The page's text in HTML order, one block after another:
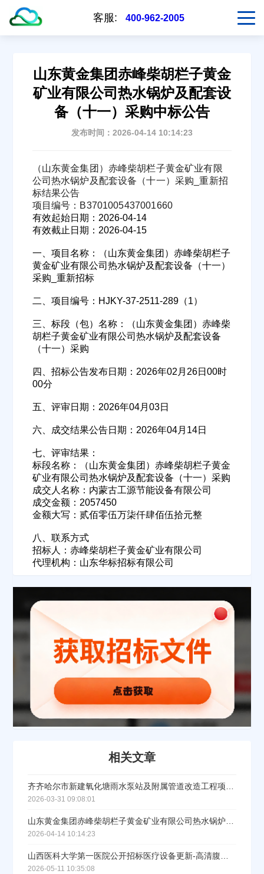
客服: 400-962-2005
山东黄金集团赤峰柴胡栏子黄金
矿业有限公司热水锅炉及配套设
备（十一）采购中标公告
发布时间：2026-04-14 10:14:23
（山东黄金集团）赤峰柴胡栏子黄金矿业有限
公司热水锅炉及配套设备（十一）采购_重新招
标结果公告
项目编号：B3701005437001660
有效起始日期：2026-04-14
有效截止日期：2026-04-15
一、项目名称：（山东黄金集团）赤峰柴胡栏子
黄金矿业有限公司热水锅炉及配套设备（十一）
采购_重新招标
二、项目编号：HJKY-37-2511-289（1）
三、标段（包）名称：（山东黄金集团）赤峰柴
胡栏子黄金矿业有限公司热水锅炉及配套设备
（十一）采购
四、招标公告发布日期：2026年02月26日00时
00分
五、评审日期：2026年04月03日
六、成交结果公告日期：2026年04月14日
七、评审结果：
标段名称：（山东黄金集团）赤峰柴胡栏子黄金
矿业有限公司热水锅炉及配套设备（十一）采购
成交人名称：内蒙古工源节能设备有限公司
成交金额：2057450
金额大写：贰佰零伍万柒仟肆佰伍拾元整
八、联系方式
招标人：赤峰柴胡栏子黄金矿业有限公司
代理机构：山东华标招标有限公司
相关文章
齐齐哈尔市新建氧化塘雨水泵站及附属管道改造工程项目设备采购中标公告
2026-03-31 09:08:01
山东黄金集团赤峰柴胡栏子黄金矿业有限公司热水锅炉及配套设备（十一）采购中标公告
2026-04-14 10:14:23
山西医科大学第一医院公开招标医疗设备更新-高清腹腔镜、3D腹腔镜结果公告
2026-05-11 10:35:08
欢迎入驻供应商
公司所在地
填写联系电话后会有服务中心的工作人员给您致电！